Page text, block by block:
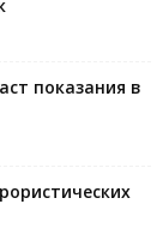
показания в